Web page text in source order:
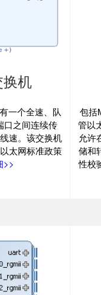
机
一个全速、队
口之间连续传
速。该交换机
太网标准政策
>>
包括
管以
允许
储和
性校